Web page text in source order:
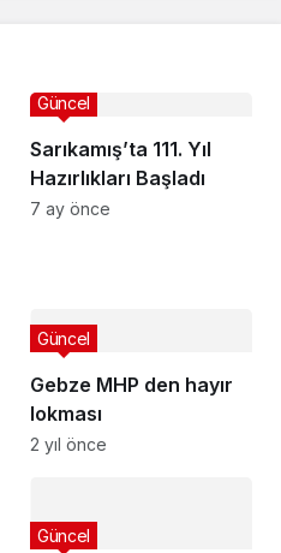
Sarıkamış’ta 111. Yıl
Hazırlıkları Başladı
Güncel
7 ay önce
Gebze MHP den hayır
lokması
Güncel
2 yıl önce
Güncel